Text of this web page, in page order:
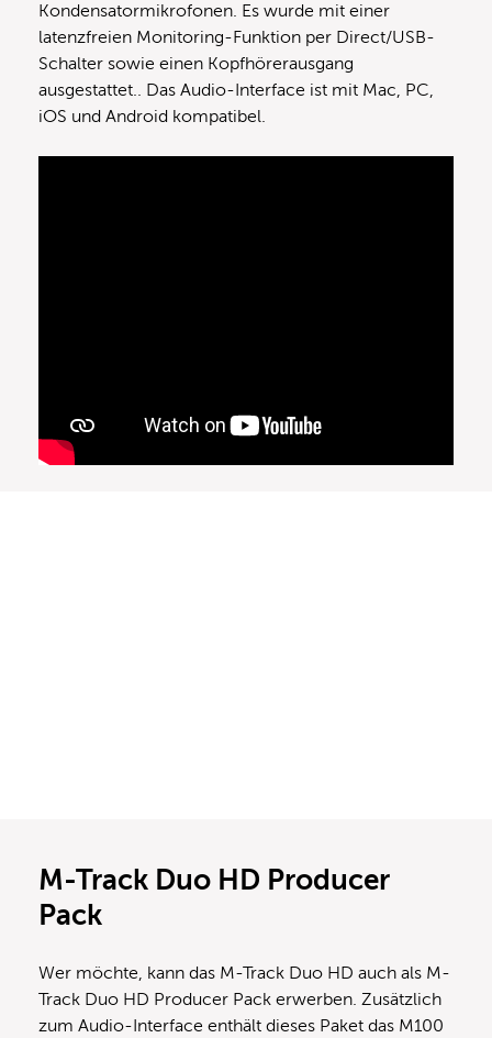
Kondensatormikrofonen. Es wurde mit einer
latenzfreien Monitoring-Funktion per Direct/USB-
Schalter sowie einen Kopfhörerausgang
ausgestattet.. Das Audio-Interface ist mit Mac, PC,
iOS und Android kompatibel.
M-Track Duo HD Producer
Pack
Wer möchte, kann das M-Track Duo HD auch als M-
Track Duo HD Producer Pack erwerben. Zusätzlich
zum Audio-Interface enthält dieses Paket das M100